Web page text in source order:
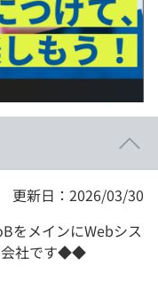
更新日：2026/03/30
メインにWebシス
会社です◆◆